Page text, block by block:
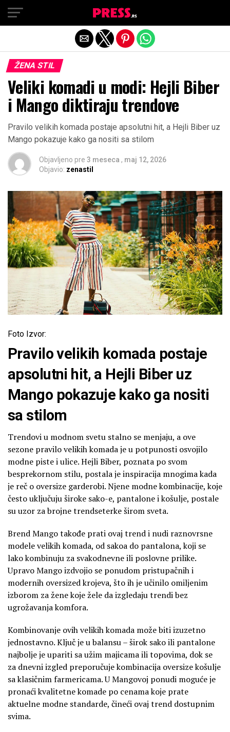
ŽENA STIL
Veliki komadi u modi: Hejli Biber
i Mango diktiraju trendove
Pravilo velikih komada postaje apsolutni hit, a Hejli Biber uz
Mango pokazuje kako ga nositi sa stilom
Objavljeno pre 3 meseca , maj 12, 2026
Objavio: zenastil
Foto Izvor:
Pravilo velikih komada postaje
apsolutni hit, a Hejli Biber uz
Mango pokazuje kako ga nositi
sa stilom
Trendovi u modnom svetu stalno se menjaju, a ove
sezone pravilo velikih komada je u potpunosti osvojilo
modne piste i ulice. Hejli Biber, poznata po svom
besprekornom stilu, postala je inspiracija mnogima kada
je reč o oversize garderobi. Njene modne kombinacije, koje
često uključuju široke sako-e, pantalone i košulje, postale
su uzor za brojne trendseterke širom sveta.
Brend Mango takođe prati ovaj trend i nudi raznovrsne
modele velikih komada, od sakoa do pantalona, koji se
lako kombinuju za svakodnevne ili poslovne prilike.
Upravo Mango izdvojio se ponudom pristupačnih i
modernih oversized krojeva, što ih je učinilo omiljenim
izborom za žene koje žele da izgledaju trendi bez
ugrožavanja komfora.
Kombinovanje ovih velikih komada može biti izuzetno
jednostavno. Ključ je u balansu – širok sako ili pantalone
najbolje je upariti sa užim majicama ili topovima, dok se
za dnevni izgled preporučuje kombinacija oversize košulje
sa klasičnim farmericama. U Mangovoj ponudi moguće je
pronaći kvalitetne komade po cenama koje prate
aktuelne modne standarde, čineći ovaj trend dostupnim
svima.
Exit mobile version